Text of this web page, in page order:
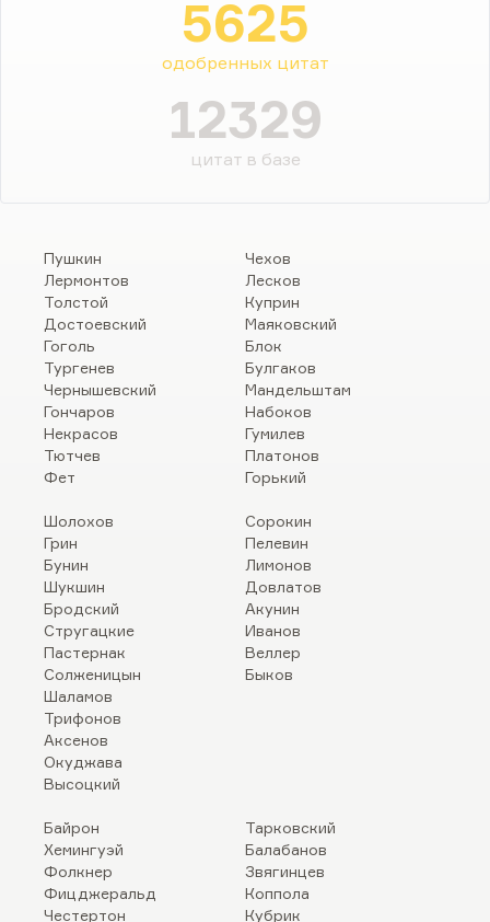
5625
одобренных цитат
12329
цитат в базе
Пушкин
Лермонтов
Толстой
Достоевский
Гоголь
Тургенев
Чернышевский
Гончаров
Некрасов
Тютчев
Фет
Чехов
Лесков
Куприн
Маяковский
Блок
Булгаков
Мандельштам
Набоков
Гумилев
Платонов
Горький
Шолохов
Грин
Бунин
Шукшин
Бродский
Стругацкие
Пастернак
Солженицын
Шаламов
Трифонов
Аксенов
Окуджава
Высоцкий
Сорокин
Пелевин
Лимонов
Довлатов
Акунин
Иванов
Веллер
Быков
Байрон
Хемингуэй
Фолкнер
Фицджеральд
Честертон
Тарковский
Балабанов
Звягинцев
Коппола
Кубрик